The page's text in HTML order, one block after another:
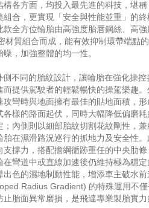
構各方面，均投入最先進的科技，堪
組合，更實現「安全與性能並重」的
款全方位輪胎由高強度胎唇鋼絲、高
材質組合而成，能有效抑制環帶端點
，加強整體的均一性。
側不同的胎紋設計，讓輪胎在強化操
而提供駕駛者的輕鬆暢快的操駕樂趣
攻彎時與地面擁有最佳的貼地面積，
各樣的路面起伏，同時大幅降低偏磨
；內側則以細部胎紋切割花紋剛性，
胎在濕滑路況巡行的抓地力及安全性
支撐力，搭配擔綱循跡重任的中央肋
在彎道中或直線加速後仍維持極為穩
出色的濕地制動性能，增添車主破水
Radius Gradient) 的特殊運用不
止胎面異常磨損，是飛達專業製胎實